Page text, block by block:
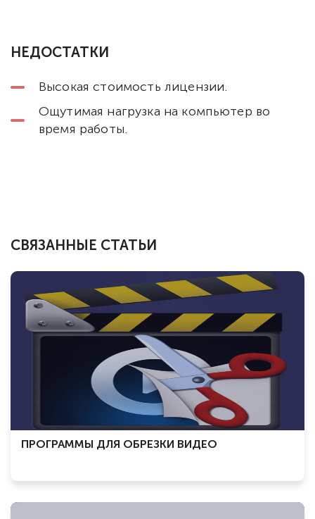
НЕДОСТАТКИ
Высокая стоимость лицензии.
Ощутимая нагрузка на компьютер во
время работы.
СВЯЗАННЫЕ СТАТЬИ
ПРОГРАММЫ ДЛЯ ОБРЕЗКИ ВИДЕО